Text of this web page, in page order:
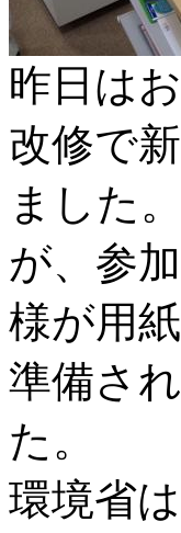
昨日は
改修で
ました
が、参
様が用
準備さ
た。
環境省